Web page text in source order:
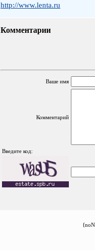
http://www.lenta.ru
Комментарии
Ваше имя
Комментарий
Введите код: